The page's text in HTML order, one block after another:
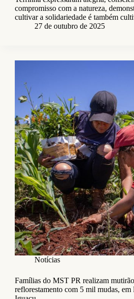
compromisso com a natureza,
cultivar a solidariedade é também
27 de outubro de 2025
Notícias
Famílias do MST PR realizam
reflorestamento com 5 mil mudas,